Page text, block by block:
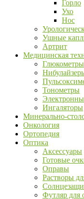
Горло
Ухо
Нос
Ушные
Артрит
Медицинская
Глюкометры
Тонометры
Ингаляторы
Минерально-
Онкология
Ортопедия
Оптика
Аксессуары
Готовые
Оправы
Растворы
Футляр для